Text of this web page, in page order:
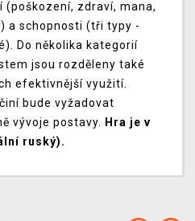
zdraví, mana,
a schopnosti (tři typy -
Do několika kategorií
jsou rozděleny také
efektivnější využití.
bude vyžadovat
vývoje postavy. Hra je v
ruský).